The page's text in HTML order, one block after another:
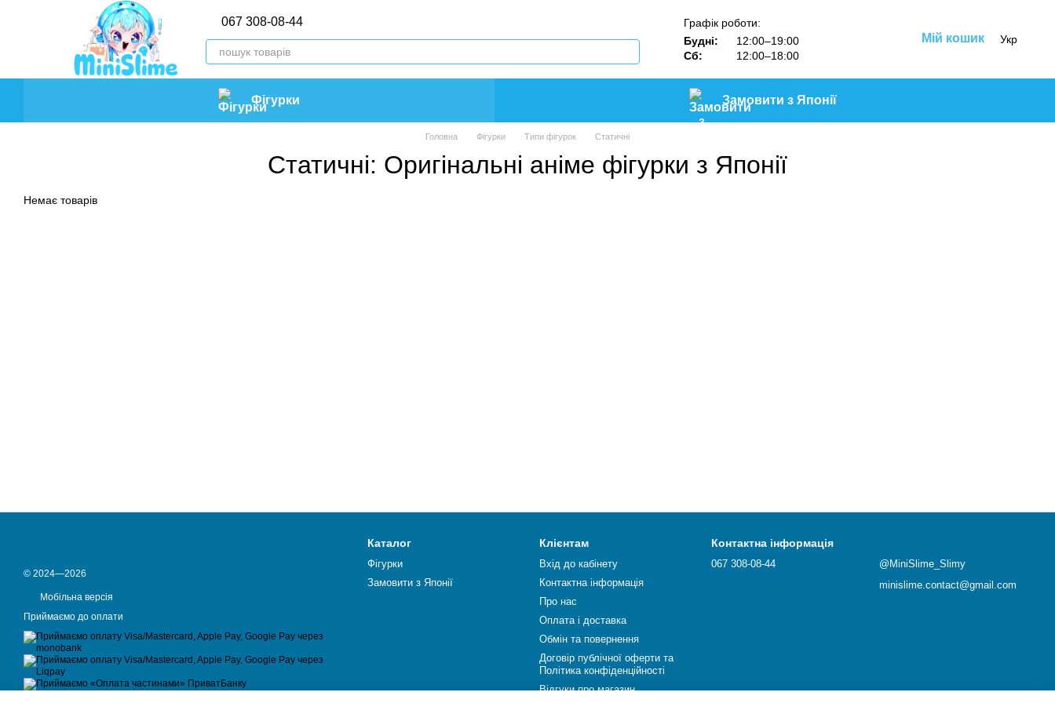
Перейти до основного контенту
067 308-08-44
Графік роботи:
Будні:
12:00–19:00
Сб:
12:00–18:00
Мій кошик Укр
Фігурки Замовити з Японії
Головна Фігурки Типи фігурок Статичні
Статичні: Оригінальні аніме фігурки з Японії
Немає товарів
© 2024—2026
Мобільна версія
Приймаємо до оплати
Каталог
Фігурки
Замовити з Японії
Клієнтам
Вхід до кабінету
Контактна інформація
Про нас
Оплата і доставка
Обмін та повернення
Договір публічної оферти та
Політика конфіденційності
Відгуки про магазин
Контактна інформація
067 308-08-44
@MiniSlime_Slimy
minislime.contact@gmail.com